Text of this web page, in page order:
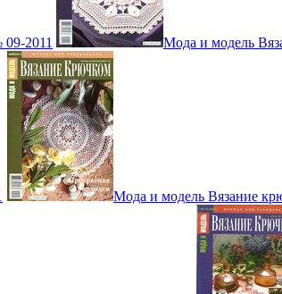
2011 Мода и модель
Мода и модель Вязание